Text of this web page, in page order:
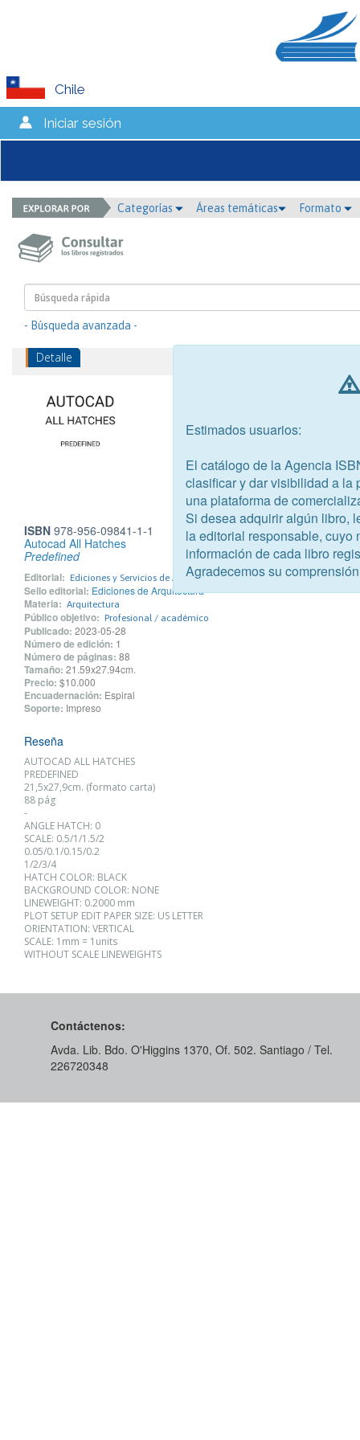
Chile
Iniciar sesión
Categorías Áreas temáticas Formato
- Búsqueda avanzada -
Detalle
ISBN 978-956-09841-1-1
Autocad All Hatches
Predefined
Editorial: Ediciones y Servicios de Arquitectura SPA
Sello editorial: Ediciones de Arquitectura
Materia: Arquitectura
Público objetivo: Profesional / académico
Publicado: 2023-05-28
Número de edición: 1
Número de páginas: 88
Tamaño: 21.59x27.94cm.
Precio: $10.000
Encuadernación: Espiral
Soporte: Impreso
Reseña
AUTOCAD ALL HATCHES
PREDEFINED
21,5x27,9cm. (formato carta)
88 pág
-
ANGLE HATCH: 0
SCALE: 0.5/1/1.5/2
0.05/0.1/0.15/0.2
1/2/3/4
HATCH COLOR: BLACK
BACKGROUND COLOR: NONE
LINEWEIGHT: 0.2000 mm
PLOT SETUP EDIT PAPER SIZE: US LETTER
ORIENTATION: VERTICAL
SCALE: 1mm = 1units
WITHOUT SCALE LINEWEIGHTS
Contáctenos:
Avda. Lib. Bdo. O'Higgins 1370, Of. 502. Santiago / Tel.
226720348
Estimados usuarios:
El catálogo de la Agencia
clasificar y dar visibilidad a la
una plataforma de
Si desea adquirir algún libro,
la editorial responsable, cuyo
información de cada libro
Agradecemos su